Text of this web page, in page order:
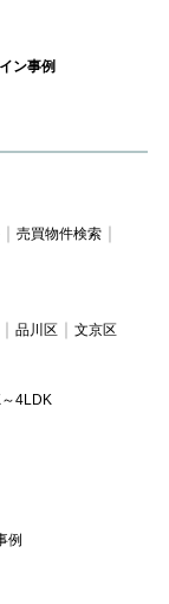
ン事例
売買物件検索
品川区 文京区
4LDK
例